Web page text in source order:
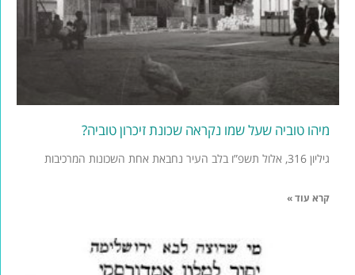
מיהו טוביה שעל שמו נקראה שכונת זיכרון טוביה?
גיליון 316, אלול תשפ”ו בלב העיר נחבאת אחת השכונות המרכיבות
קרא עוד »